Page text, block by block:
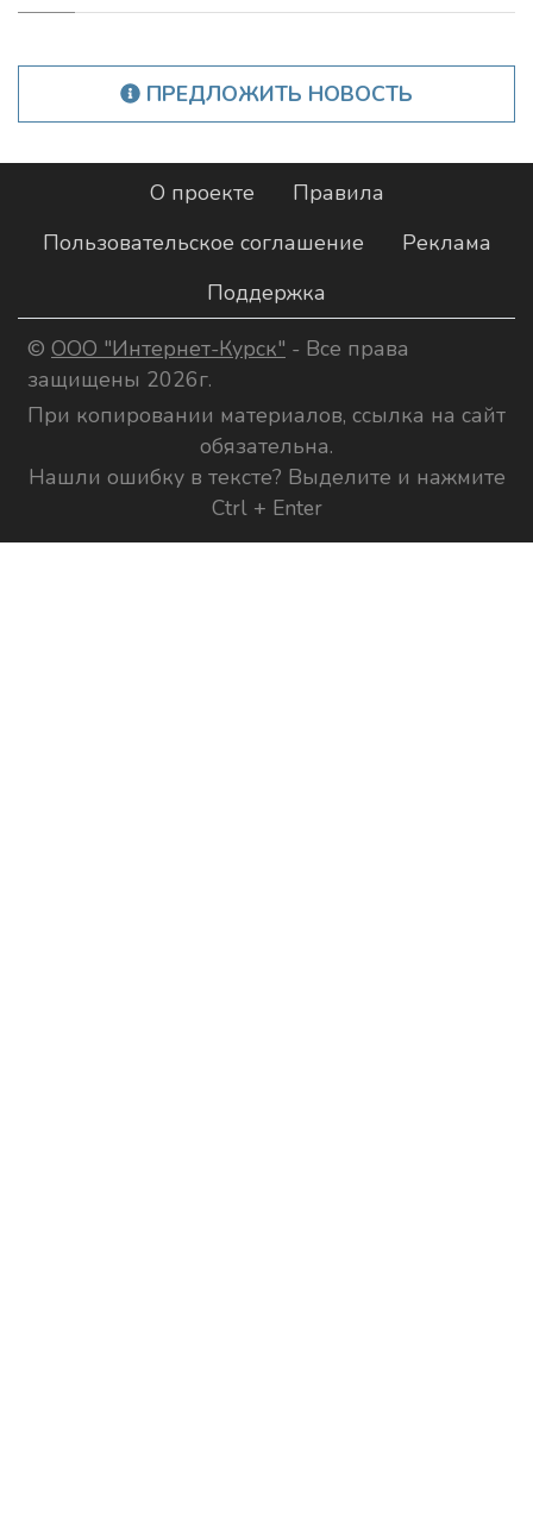
ПРЕДЛОЖИТЬ НОВОСТЬ
О проекте
Правила
Пользовательское соглашение
Реклама
Поддержка
© ООО "Интернет-Курск" - Все права
защищены 2026г.
При копировании материалов, ссылка на сайт
обязательна.
Нашли ошибку в тексте? Выделите и нажмите
Ctrl + Enter